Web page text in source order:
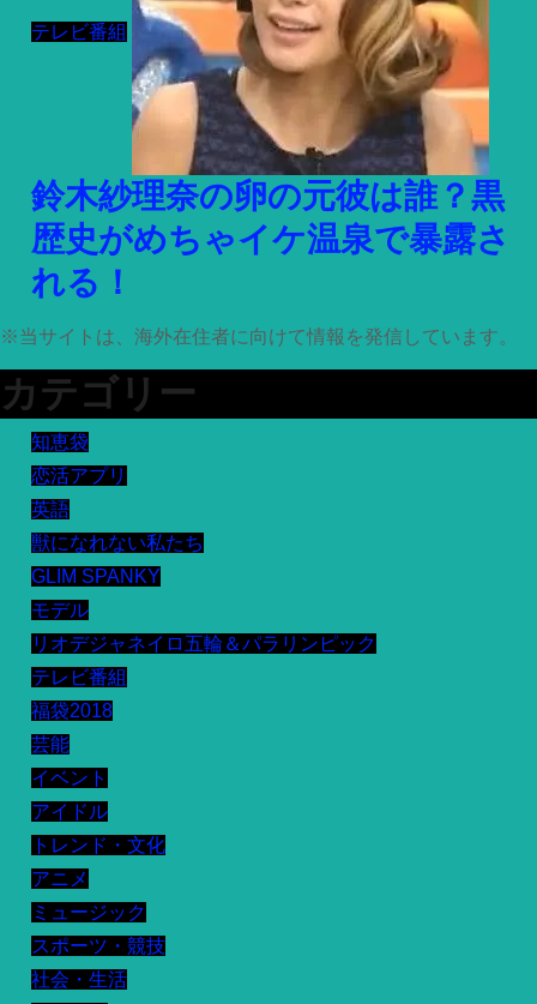
テレビ番組
鈴木紗理奈の卵の元彼は誰？黒
歴史がめちゃイケ温泉で暴露さ
れる！
※当サイトは、海外在住者に向けて情報を発信しています。
カテゴリー
知恵袋
恋活アプリ
英語
獣になれない私たち
GLIM SPANKY
モデル
リオデジャネイロ五輪＆パラリンピック
テレビ番組
福袋2018
芸能
イベント
アイドル
トレンド・文化
アニメ
ミュージック
スポーツ・競技
社会・生活